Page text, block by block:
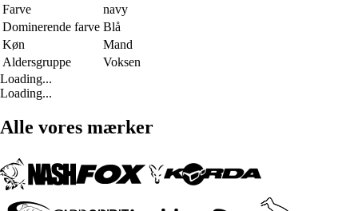
Farve
navy
Dominerende farve Blå
Køn
Mand
Aldersgruppe
Voksen
Loading...
Loading...
Alle vores mærker